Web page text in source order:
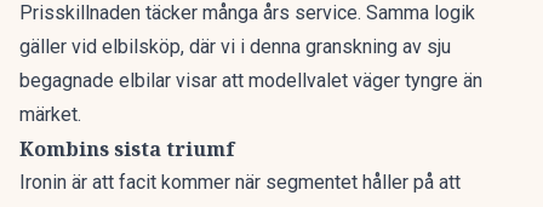
Prisskillnaden täcker många års service. Samma logik
gäller vid elbilsköp, där vi i denna granskning av sju
begagnade elbilar visar att modellvalet väger tyngre än
märket.
Kombins sista triumf
Ironin är att facit kommer när segmentet håller på att